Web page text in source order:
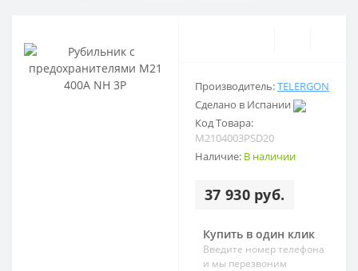
Производитель:TELERGON
Сделано в Испании
Код Товара:
M2104003PSD20
Наличие: В наличии
37 930 руб.
Купить в один клик
Введите номер телефона
и мы перезвоним